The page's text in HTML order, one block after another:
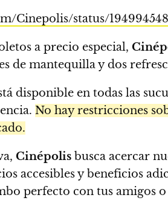
Cinepolis/status/
a precio especial,
de mantequilla y dos
disponible en todas las
No hay restricciones
Cinépolis busca acercar
accesibles y beneficios
perfecto con tus amigos